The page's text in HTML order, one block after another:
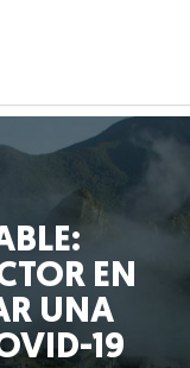
EN
UNA
19